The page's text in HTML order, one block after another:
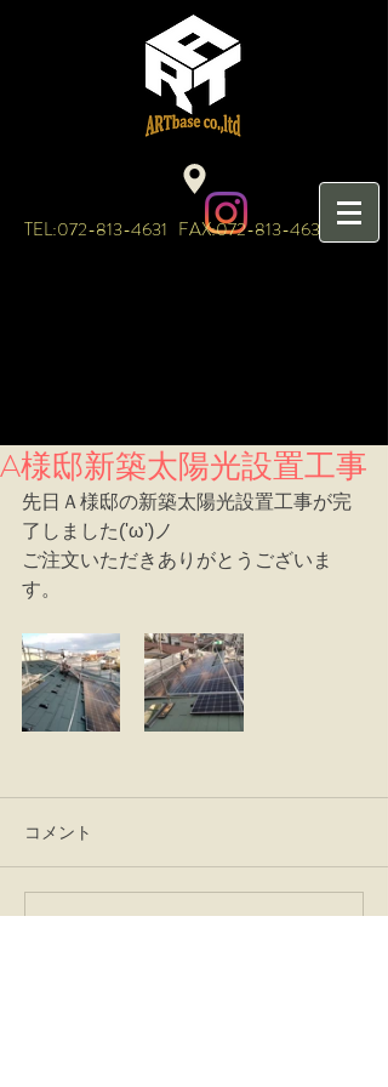
TEL:072-813-4631 FAX:072-813-4632
A様邸新築太陽光設置工事
先日Ａ様邸の新築太陽光設置工事が完
了しました('ω')ノ
ご注文いただきありがとうございま
す。
コメント